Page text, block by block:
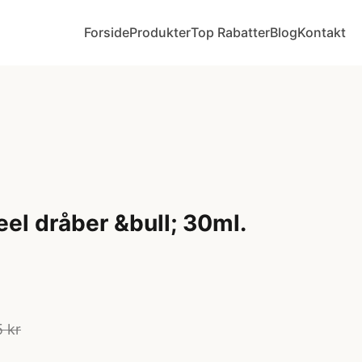
ForsideProdukterTop RabatterBlogKontakt
dråber &bull; 30ml.
kr